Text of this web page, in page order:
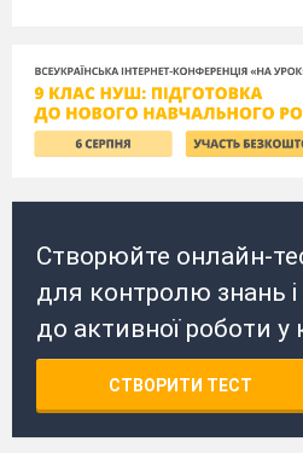
Створюйте онлайн-
для контролю знань і
до активної роботи у
СТВОРИТИ ТЕСТ